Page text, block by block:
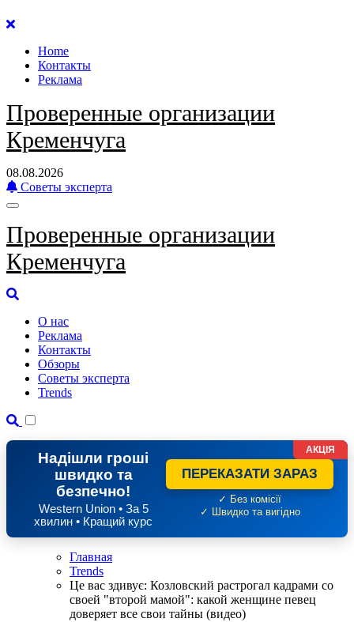
Перейти
содержанию
Home
Контакты
Реклама
Проверенные организации
Кременчуга
08.08.2026
Советы эксперта
Проверенные организации
Кременчуга
О нас
Реклама
Контакты
Обзоры
Советы эксперта
Trends
Надішли гроші
швидко та
безпечно!
Western Union • За 5
хвилин • Кращий курс
ПЕРЕКАЗАТИ ЗАРАЗ
✓ Без комісії
✓ Швидко та вигідно
АКЦІЯ
Главная
Trends
Це вас здивує: Козловский растрогал кадрами со
своей "второй мамой": какой женщине певец
доверяет все свои тайны (видео)